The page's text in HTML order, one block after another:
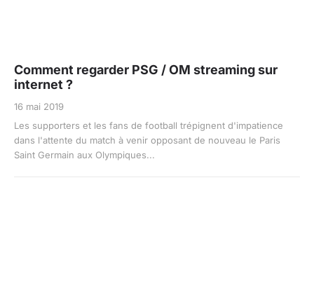
Comment regarder PSG / OM streaming sur
internet ?
16 mai 2019
Les supporters et les fans de football trépignent d'impatience
dans l'attente du match à venir opposant de nouveau le Paris
Saint Germain aux Olympiques...